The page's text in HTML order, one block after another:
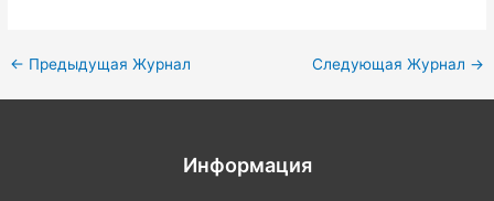
← Предыдущая Журнал Следующая Журнал →
Информация